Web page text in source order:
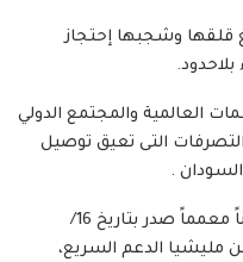
قلقها وشجبها إحتجاز
العالمية والمجتمع الدولي
التى تعيق توصيل
.
وقد أصدرت منظمة أطباء بلاحدود بياناً معمماً صدر بتاريخ 16/
مليشيا الدعم السريع،